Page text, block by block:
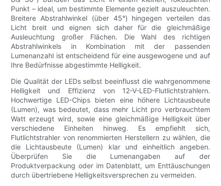
Punkt – ideal, um bestimmte Elemente gezielt auszuleuchten.
Breitere Abstrahlwinkel (über 45°) hingegen verteilen das
Licht breit und eignen sich daher für die gleichmäßige
Ausleuchtung großer Flächen. Die Wahl des richtigen
Abstrahlwinkels in Kombination mit der passenden
Lumenanzahl ist entscheidend für eine ausgewogene und auf
Ihre Bedürfnisse abgestimmte Helligkeit.
Die Qualität der LEDs selbst beeinflusst die wahrgenommene
Helligkeit und Effizienz von 12-V-LED-Flutlichtstrahlern.
Hochwertige LED-Chips bieten eine höhere Lichtausbeute
(Lumen), was bedeutet, dass mehr Licht pro verbrauchtem
Watt erzeugt wird, sowie eine gleichmäßige Helligkeit über
verschiedene Einheiten hinweg. Es empfiehlt sich,
Flutlichtstrahler von renommierten Herstellern zu wählen, die
die Lichtausbeute (Lumen) klar und einheitlich angeben.
Überprüfen Sie die Lumenangaben auf der
Produktverpackung oder im Datenblatt, um Enttäuschungen
durch übertriebene Helligkeitsversprechen zu vermeiden.